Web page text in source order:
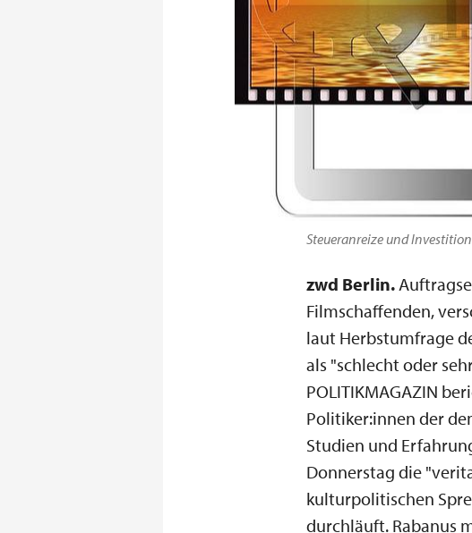
Steueranreize und
zwd Berlin.
Filmschaffenden,
laut Herbstumfrage
als "schlecht oder
POLITIKMAGAZIN
Politiker:innen der
Studien und
Donnerstag die
kulturpolitischen
durchläuft. Rabanus